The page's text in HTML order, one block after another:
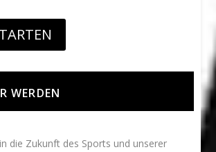
WERDEN
die Zukunft des Sports und unserer